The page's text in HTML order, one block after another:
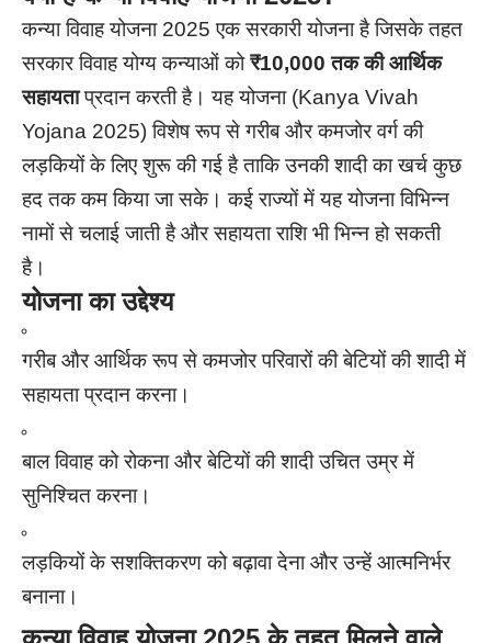
कन्या विवाह योजना 2025 एक सरकारी योजना है जिसके तहत
सरकार विवाह योग्य कन्याओं को₹10,000 तक की आर्थिक
सहायताप्रदान करती है। यह योजना (Kanya Vivah
Yojana 2025) विशेष रूप से गरीब और कमजोर वर्ग की
लड़कियों के लिए शुरू की गई है ताकि उनकी शादी का खर्च कुछ
हद तक कम किया जा सके। कई राज्यों में यह योजना विभिन्न
नामों से चलाई जाती है और सहायता राशि भी भिन्न हो सकती
है।
योजना का उद्देश्य
गरीब और आर्थिक रूप से कमजोर परिवारों की बेटियों की शादी में
सहायता प्रदान करना।
बाल विवाह को रोकना और बेटियों की शादी उचित उम्र में
सुनिश्चित करना।
लड़कियों के सशक्तिकरण को बढ़ावा देना और उन्हें आत्मनिर्भर
बनाना।